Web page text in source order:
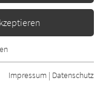
Funktionen der
dass die Webseite
Impressum | Datenschutz